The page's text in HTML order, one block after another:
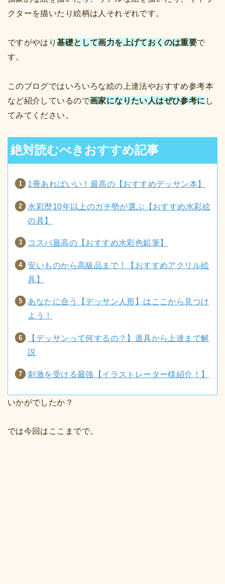
クターを描いたり絵柄は人それぞれです。
ですがやはり基礎として画力を上げておくのは重要で
す。
このブログではいろいろな絵の上達法やおすすめ参考本
など紹介しているので画家になりたい人はぜひ参考に し
てみてください。
絶対読むべきおすすめ記事
1冊あればいい！最高の【おすすめデッサン本】
水彩歴10年以上のガチ勢が選ぶ【おすすめ水彩絵
の具】
コスパ最高の【おすすめ水彩色鉛筆】
安いものから高級品まで！【おすすめアクリル絵
具】
あなたに合う【デッサン人形】はここから見つけ
よう！
【デッサンって何するの？】道具から上達まで解
説
刺激を受ける最強【イラストレーター様紹介！】
いかがでしたか？
では今回はここまでで。